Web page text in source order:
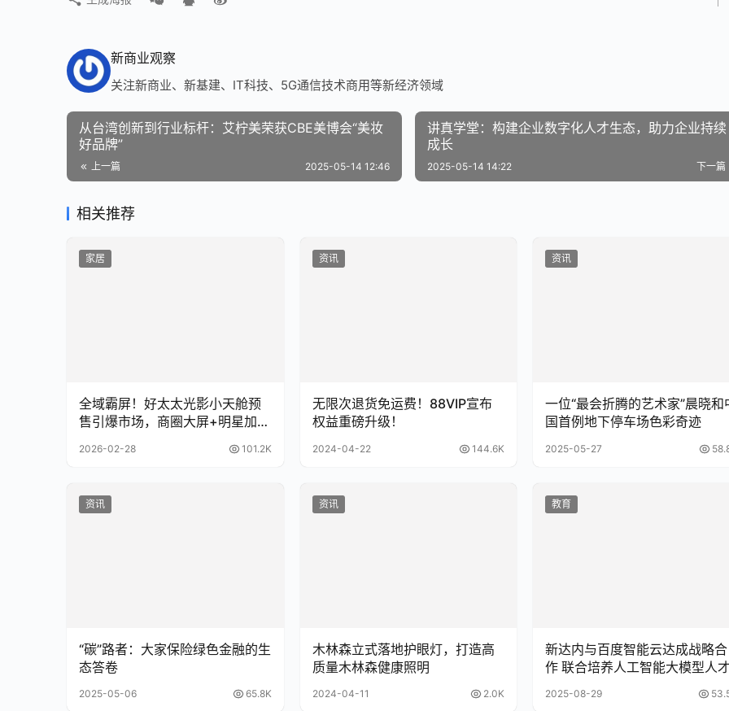
新商业观察
关注新商业、新基建、IT科技、5G通信技术商用等新经济领域
从台湾创新到行业标杆：艾柠美荣获CBE美博会“美妆
好品牌”
上一篇 2025-05-14 12:46
讲真学堂：构建企业数字化人才生态，助力企业持续
成长
下一篇
2025-05-14 14:22
相关推荐
家居
全域霸屏！好太太光影小天舱预
售引爆市场，商圈大屏+明星加码
2026-02-28 101.2K
资讯
无限次退货免运费！88VIP宣布
权益重磅升级！
2024-04-22 144.6K
资讯
一位“最会折腾的艺术家”晨晓和
国首例地下停车场色彩奇迹
2025-05-27
资讯
“碳”路者：大家保险绿色金融的生
态答卷
2025-05-06 65.8K
资讯
木林森立式落地护眼灯，打造高
质量木林森健康照明
2024-04-11 2.0K
教育
新达内与百度智能云达成战略合
作 联合培养人工智能大模型人才
2025-08-29